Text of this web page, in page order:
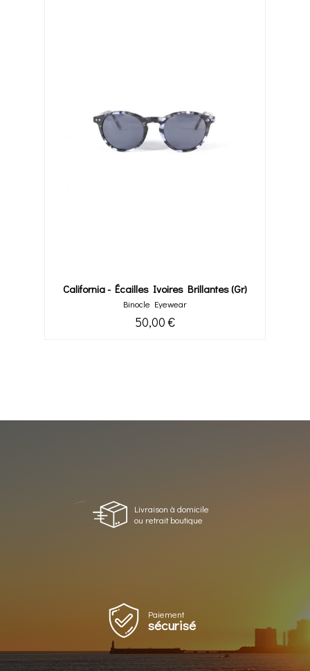
California - Écailles Ivoires Brillantes (gr)
Binocle Eyewear
50,00 €
Livraison à domicile
ou retrait boutique
Paiement
sécurisé